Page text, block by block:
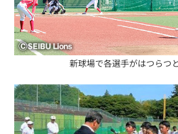
新球場で各選手がはつらつ